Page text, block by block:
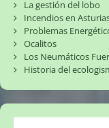
La gestión del lobo
Incendios en
Problemas
Ocalitos
Los Neumáticos
Historia del